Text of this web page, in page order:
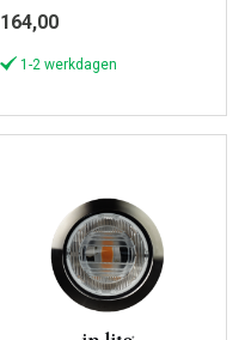
164,00
1-2 werkdagen